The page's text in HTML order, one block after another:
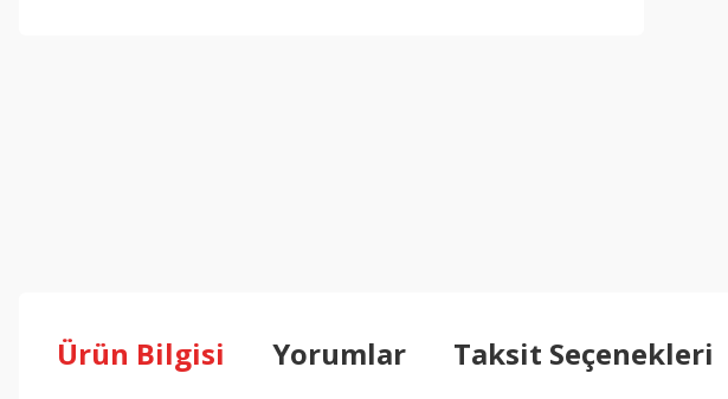
Ürün Bilgisi Yorumlar Taksit Seçenekleri